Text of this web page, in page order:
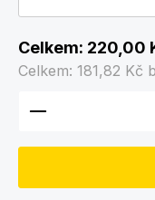
Celkem: 220,00
Celkem: 181,82 Kč
Množství